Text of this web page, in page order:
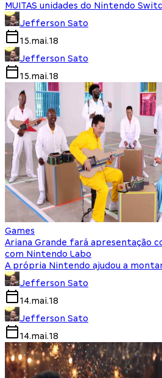
MUITAS unidades do Nintendo
Jefferson Sato
15.mai.18
Jefferson Sato
15.mai.18
Games
Ariana Grande fará apresentação
com Nintendo Labo
A própria Nintendo ajudou a
Jefferson Sato
14.mai.18
Jefferson Sato
14.mai.18